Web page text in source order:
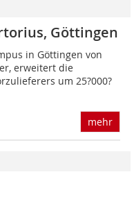
Göttingen
in Göttingen von
erweitert die
um 25?000?
mehr